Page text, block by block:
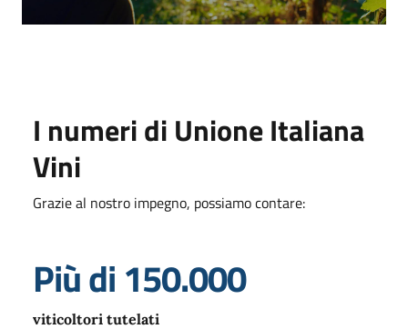
video
I numeri di Unione Italiana
Vini
Grazie al nostro impegno, possiamo contare:
Più di 150.000
viticoltori tutelati